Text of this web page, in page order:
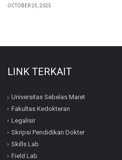
OCTOBER 25, 2025
LINK TERKAIT
Universitas Sebelas Maret
Fakultas Kedokteran
Legalisir
Skripsi Pendidikan Dokter
Skills Lab
Field Lab